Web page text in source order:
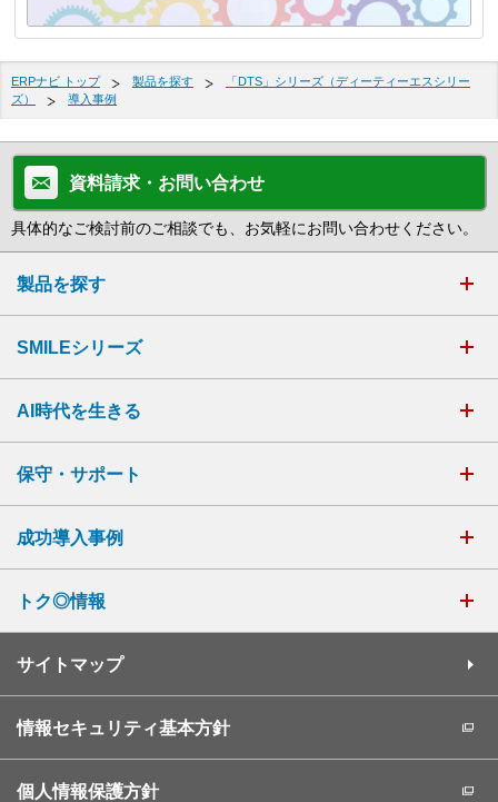
ERPナビ トップ 製品を探す
「DTS」シリーズ（ディーティーエスシリー
ズ）
導入事例
資料請求・お問い合わせ
具体的なご検討前のご相談でも、お気軽にお問い合わせください。
製品を探す
SMILEシリーズ
AI時代を生きる
保守・サポート
成功導入事例
トク◎情報
サイトマップ
情報セキュリティ基本方針
個人情報保護方針